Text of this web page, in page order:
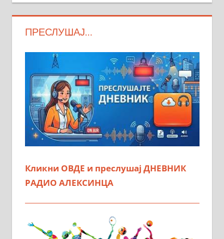
ПРЕСЛУШАЈ…
Кликни ОВДЕ и преслушај ДНЕВНИК
РАДИО АЛЕКСИНЦА